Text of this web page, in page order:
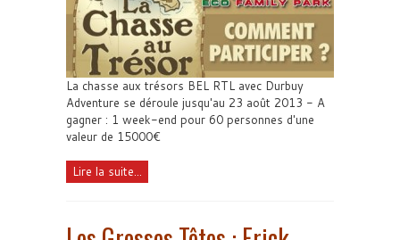
La chasse aux trésors BEL RTL avec Durbuy
Adventure se déroule jusqu'au 23 août 2013 - A
gagner : 1 week-end pour 60 personnes d'une
valeur de 15000€
Lire la suite...